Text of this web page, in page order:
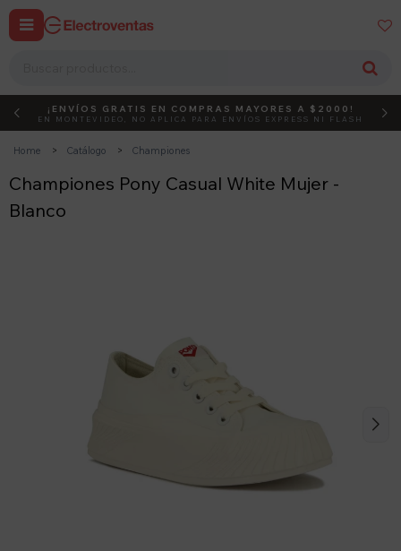
 
DEBUT ACTIVÁ EL CÓDIGO
¡ENVÍOS GRATIS EN COMPRAS MAYORES A $2000!
EN MONTEVIDEO, NO APLICA PARA ENVÍOS EXPRESS NI FLASH
Home Catálogo Championes
Championes Pony Casual White Mujer -
Blanco